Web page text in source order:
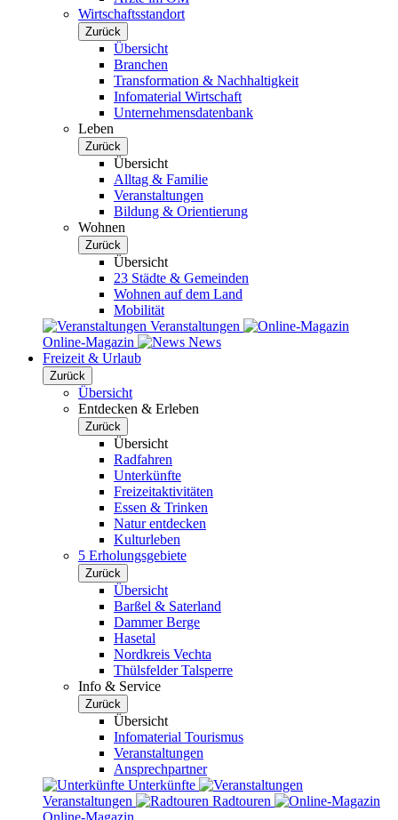
Wirtschaftsstandort
Zurück
Übersicht
Branchen
Transformation & Nachhaltigkeit
Infomaterial Wirtschaft
Unternehmensdatenbank
Leben
Zurück
Übersicht
Alltag & Familie
Veranstaltungen
Bildung & Orientierung
Wohnen
Zurück
Übersicht
23 Städte & Gemeinden
Wohnen auf dem Land
Mobilität
Veranstaltungen
Online-Magazin
News
Freizeit & Urlaub
Zurück
Übersicht
Entdecken & Erleben
Zurück
Übersicht
Radfahren
Unterkünfte
Freizeitaktivitäten
Essen & Trinken
Natur entdecken
Kulturleben
5 Erholungsgebiete
Zurück
Übersicht
Barßel & Saterland
Dammer Berge
Hasetal
Nordkreis Vechta
Thülsfelder Talsperre
Info & Service
Zurück
Übersicht
Infomaterial Tourismus
Veranstaltungen
Ansprechpartner
Unterkünfte
Veranstaltungen
Radtouren
Online-Magazin